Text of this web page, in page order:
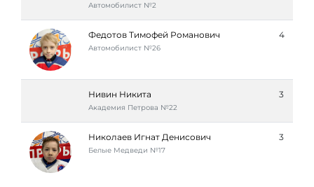
Автомобилист №2
Федотов Тимофей Романович
Автомобилист №26
4
Нивин Никита
Академия Петровa №22
3
Николаев Игнат Денисович
Белые Медведи №17
3